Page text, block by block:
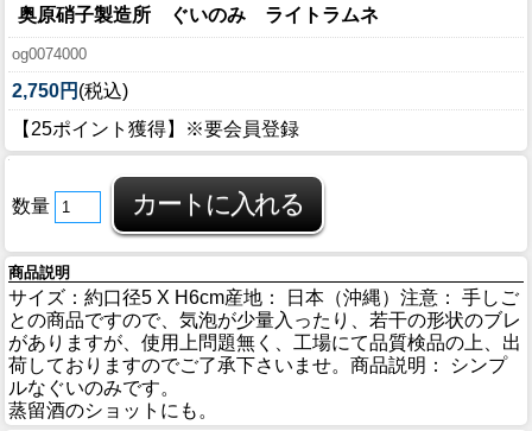
奥原硝子製造所 ぐいのみ ライトラムネ
og0074000
2,750円 (税込)
【25ポイント獲得】※要会員登録
数量
商品説明
サイズ：約口径5 X H6cm産地： 日本（沖縄）注意： 手しご
との商品ですので、気泡が少量入ったり、若干の形状のブレ
がありますが、使用上問題無く、工場にて品質検品の上、出
荷しておりますのでご了承下さいませ。商品説明： シンプ
ルなぐいのみです。
蒸留酒のショットにも。